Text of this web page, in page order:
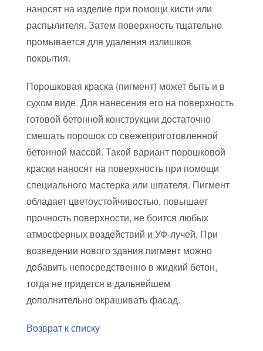
наносят на изделие при помощи кисти или
распылителя. Затем поверхность тщательно
промывается для удаления излишков
покрытия.
Порошковая краска (пигмент) может быть и в
сухом виде. Для нанесения его на поверхность
готовой бетонной конструкции достаточно
смешать порошок со свежеприготовленной
бетонной массой. Такой вариант порошковой
краски наносят на поверхность при помощи
специального мастерка или шпателя. Пигмент
обладает цветоустойчивостью, повышает
прочность поверхности, не боится любых
атмосферных воздействий и УФ-лучей. При
возведении нового здания пигмент можно
добавить непосредственно в жидкий бетон,
тогда не придется в дальнейшем
дополнительно окрашивать фасад.
Возврат к списку